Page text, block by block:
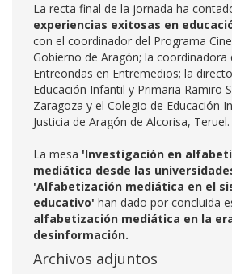
La recta final de la jornada ha
experiencias exitosas en
con el coordinador del Programa
Gobierno de Aragón; la coordinadora
Entreondas en Entremedios; la
Educación Infantil y Primaria Ramiro
Zaragoza y el Colegio de Educación
Justicia de Aragón de Alcorisa, Teruel.
La mesa 'Investigación en
mediática desde las
'Alfabetización mediática en el
educativo' han dado por concluida
alfabetización mediática en la
desinformación.
Archivos adjuntos